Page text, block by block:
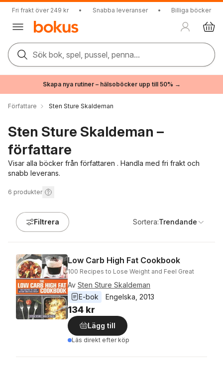
Fri frakt över 249 kr • Snabba leveranser • Billiga böcker
Sök bok, spel, pussel, penna...
Skapa nya rutiner – hälsoböcker upp till 50% →
Författare Sten Sture Skaldeman
Sten Sture Skaldeman –
författare
Visar alla böcker från författaren . Handla med fri frakt och
snabb leverans.
6 produkter
Filtrera Sortera:Trendande
Low Carb High Fat Cookbook
100 Recipes to Lose Weight and Feel Great
Av Sten Sture Skaldeman
E-bok
Engelska 2013
134 kr
Lägg till
Läs direkt efter köp